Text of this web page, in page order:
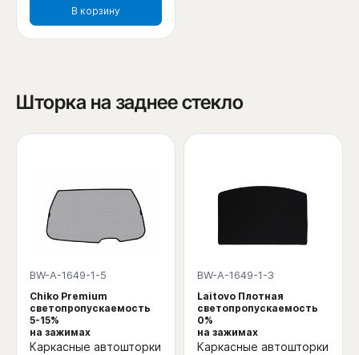
В корзину
Шторка на заднее стекло
BW-A-1649-1-5
Chiko Premium
светопропускаемость
5-15%
на зажимах
Каркасные автошторки
BW-A-1649-1-3
Laitovo Плотная
светопропускаемость
0%
на зажимах
Каркасные автошторки